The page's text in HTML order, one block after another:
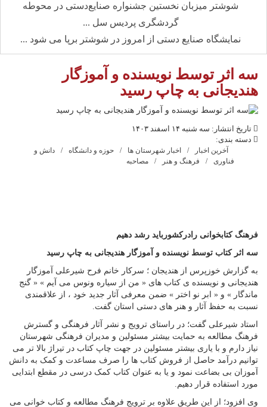
شوشتر میزبان نخستین جشنواره صنایع‌دستی در محوطه
گردشگری پردیس سل ...
نمایشگاه صنایع دستی از امروز در شوشتر برپا می شود ...
سه اثر توسط نویسنده و آموزگار
هندیجانی به چاپ رسید
تاریخ انتشار: سه شنبه ۱۴ اسفند ۱۴۰۳
دسته بندی:
آخرین اخبار اخبار شهرستان ها حوزه و دانشگاه
دانش و
فناوری
فرهنگ و هنر مصاحبه
فرهنگ کتابخوانی رادرکشورباید رشد دهیم
سه اثر کتاب توسط نویسنده و آموزگار هندیجانی به چاپ رسید
به گزارش خوزپرس از هندیجان ؛ سرکار خانم فرح شیرعلی آموزگار
هندیجانی و نویسنده ی کتاب های « من از سیاره ونوس می آیم » « گنج
ماندگار » و « ابر نو اختر » ضمن معرفی آثار جدید خود ، از علاقمندی
نسبت به حفظ آثار و هنر های دستی استان گفت.
استاد شیرعلی گفت؛ در راستای ترویج و نشر آثار فرهنگی و گسترش
فرهنگ مطالعه به حمایت بیشتر مسئولین و مدیران فرهنگی شهرستان
نیاز دارم و با یاری بیشتر مسئولین در جهت چاپ کتاب در تیراژ بالا تر می
توانیم درآمد حاصل از فروش کتاب ها را صرف مساعدت و کمک به دانش
آموزان بی بضاعت نمود و یا به عنوان کتاب کمک درسی در مقطع ابتدایی
مورد استفاده قرار دهیم.
وی افزود؛ از این طریق علاوه بر ترویج فرهنگ مطالعه و کتاب خوانی می